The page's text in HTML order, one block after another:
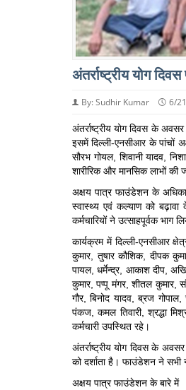
अंतर्राष्ट्रीय योग
By: Sudhir Kumar 6/
अंतर्राष्ट्रीय योग दिवस के
इसमें दिल्ली-एनसीआर के पांचों
सौरभ गोयल, शिवानी यादव,
शारीरिक और मानसिक लाभों की
अक्षय पात्र फाउंडेशन के
स्वास्थ्य एवं कल्याण को
कर्मचारियों ने उत्साहपूर्वक भाग
कार्यक्रम में दिल्ली-एनसीआर
कुमार, तुषार कौशिक, दीपक
पायल, धर्मेन्द्र, आकाश दीप,
कुमार, पप्पू मंगर, शीतल कुमार,
गौर, बिनोद यादव, ब्रज
पंकज, कमल तिवारी, श्रद्धा
कर्मचारी उपस्थित रहे।
अंतर्राष्ट्रीय योग दिवस के
को दर्शाता है। फाउंडेशन ने सभी
अक्षय पात्र फाउंडेशन के बारे में